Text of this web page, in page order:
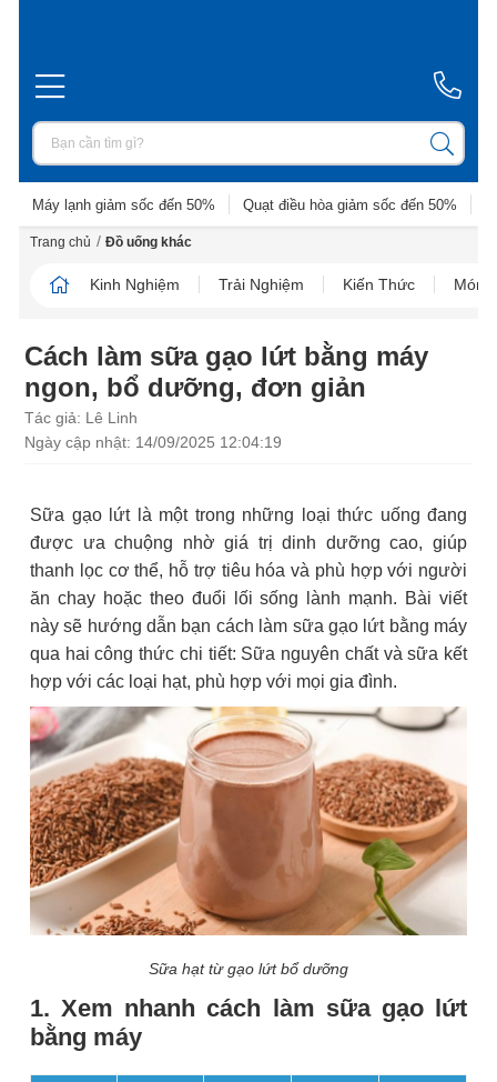
Máy lạnh giảm sốc đến 50% Quạt điều hòa giảm sốc đến 50%
Trang chủ / Đồ uống khác
Kinh Nghiệm Trải Nghiệm Kiến Thức Món
Cách làm sữa gạo lứt bằng máy
ngon, bổ dưỡng, đơn giản
Tác giả: Lê Linh
Ngày cập nhật: 14/09/2025 12:04:19
Sữa gạo lứt là một trong những loại thức uống đang
được ưa chuộng nhờ giá trị dinh dưỡng cao, giúp
thanh lọc cơ thể, hỗ trợ tiêu hóa và phù hợp với người
ăn chay hoặc theo đuổi lối sống lành mạnh. Bài viết
này sẽ hướng dẫn bạn cách làm sữa gạo lứt bằng máy
qua hai công thức chi tiết: Sữa nguyên chất và sữa kết
hợp với các loại hạt, phù hợp với mọi gia đình.
Sữa hạt từ gạo lứt bổ dưỡng
1. Xem nhanh cách làm sữa gạo lứt
bằng máy